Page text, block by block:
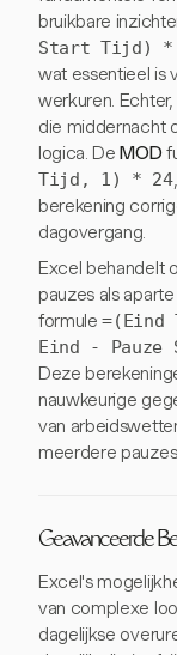
bruikbare
Start Tijd) *
wat essentieel is
werkuren.
die middernacht
logica. DeMOD
Tijd, 1) * 24
berekening
dagovergang.
Excel behandelt
pauzes als
formule
Eind -
Deze
nauwkeurige
van
meerdere pauzes.
Geavanceerde
Excel's
van complexe
dagelijkse